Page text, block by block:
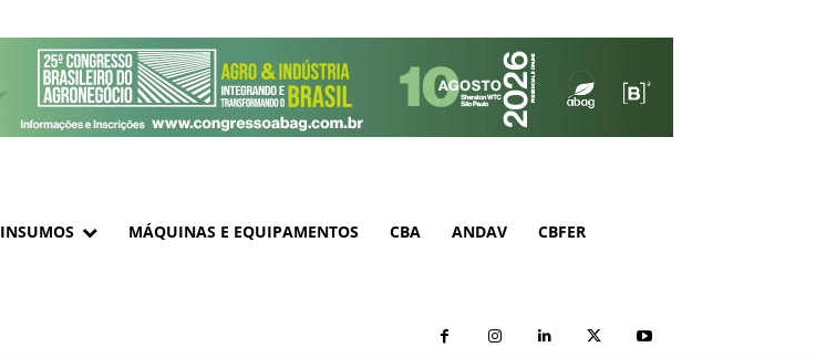
INSUMOS MÁQUINAS E EQUIPAMENTOS CBA ANDAV CBFER